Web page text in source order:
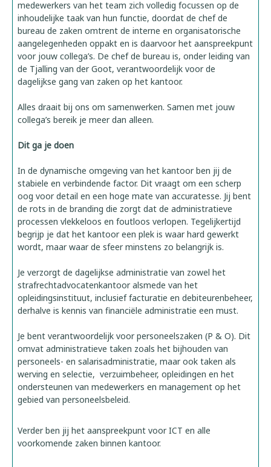
medewerkers van het team zich volledig focussen op de
inhoudelijke taak van hun functie, doordat de chef de
bureau de zaken omtrent de interne en organisatorische
aangelegenheden oppakt en is daarvoor het aanspreekpunt
voor jouw collega’s. De chef de bureau is, onder leiding van
de Tjalling van der Goot, verantwoordelijk voor de
dagelijkse gang van zaken op het kantoor.
Alles draait bij ons om samenwerken. Samen met jouw
collega’s bereik je meer dan alleen.
Dit ga je doen
In de dynamische omgeving van het kantoor ben jij de
stabiele en verbindende factor. Dit vraagt om een scherp
oog voor detail en een hoge mate van accuratesse. Jij bent
de rots in de branding die zorgt dat de administratieve
processen vlekkeloos en foutloos verlopen. Tegelijkertijd
begrijp je dat het kantoor een plek is waar hard gewerkt
wordt, maar waar de sfeer minstens zo belangrijk is.
Je verzorgt de dagelijkse administratie van zowel het
strafrechtadvocatenkantoor alsmede van het
opleidingsinstituut, inclusief facturatie en debiteurenbeheer,
derhalve is kennis van financiële administratie een must.
Je bent verantwoordelijk voor personeelszaken (P & O). Dit
omvat administratieve taken zoals het bijhouden van
personeels- en salarisadministratie, maar ook taken als
werving en selectie, verzuimbeheer, opleidingen en het
ondersteunen van medewerkers en management op het
gebied van personeelsbeleid.
Verder ben jij het aanspreekpunt voor ICT en alle
voorkomende zaken binnen kantoor.